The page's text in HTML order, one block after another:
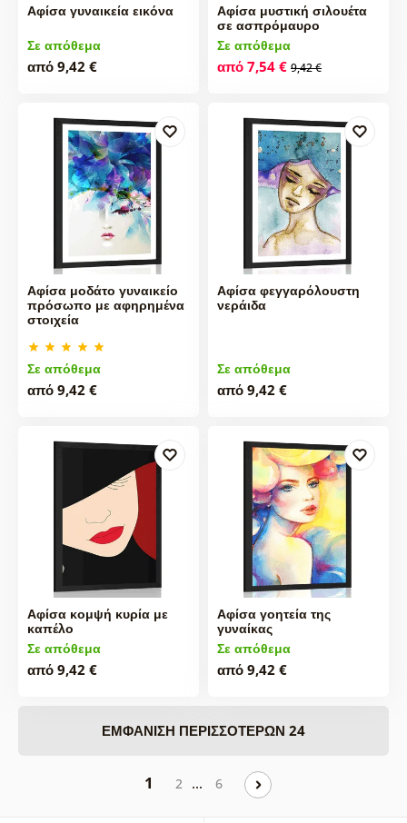
Αφίσα γυναικεία εικόνα
Σε απόθεμα
από 9,42 €
Αφίσα μυστική σιλουέτα
σε ασπρόμαυρο
Σε απόθεμα
από 7,54 € 9,42 €
Αφίσα μοδάτο γυναικείο
πρόσωπο με αφηρημένα
στοιχεία
Σε απόθεμα
από 9,42 €
Αφίσα φεγγαρόλουστη
νεράιδα
Σε απόθεμα
από 9,42 €
Αφίσα κομψή κυρία με
καπέλο
Σε απόθεμα
από 9,42 €
Αφίσα γοητεία της
γυναίκας
Σε απόθεμα
από 9,42 €
ΕΜΦΆΝΙΣΗ ΠΕΡΙΣΣΌΤΕΡΩΝ 24
1 2 … 6